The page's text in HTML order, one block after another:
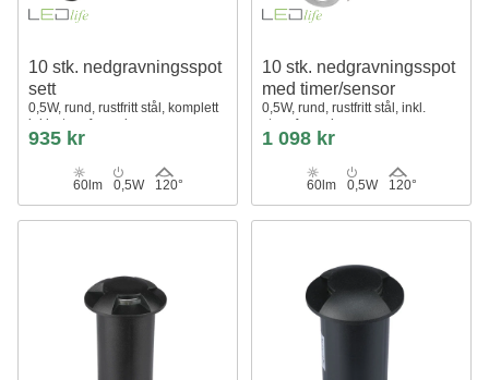
10 stk. nedgravningsspot
sett
0,5W, rund, rustfritt stål, komplett
inkl. strømforsyning
935 kr
60lm 0,5W 120°
10 stk. nedgravningsspot
med timer/sensor
0,5W, rund, rustfritt stål, inkl.
strømforsyning
1 098 kr
60lm 0,5W 120°